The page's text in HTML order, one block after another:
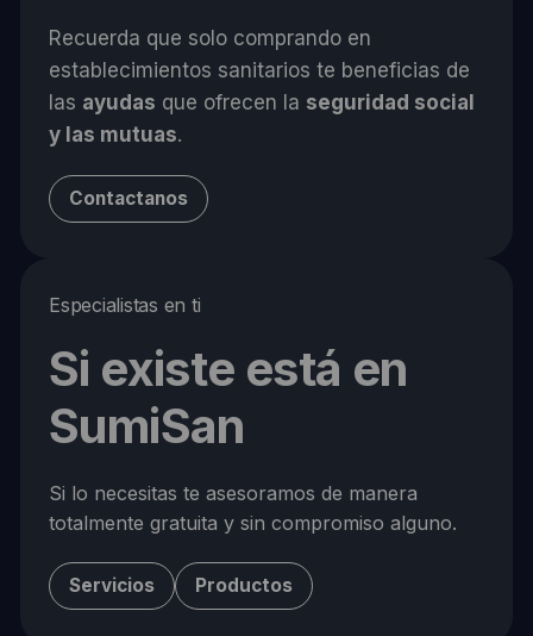
Recuerda que solo comprando en
establecimientos sanitarios te beneficias de
las ayudas que ofrecen la seguridad social
y las mutuas.
Contactanos
Especialistas en ti
Si existe está en
SumiSan
Si lo necesitas te asesoramos de manera
totalmente gratuita y sin compromiso alguno.
Servicios Productos